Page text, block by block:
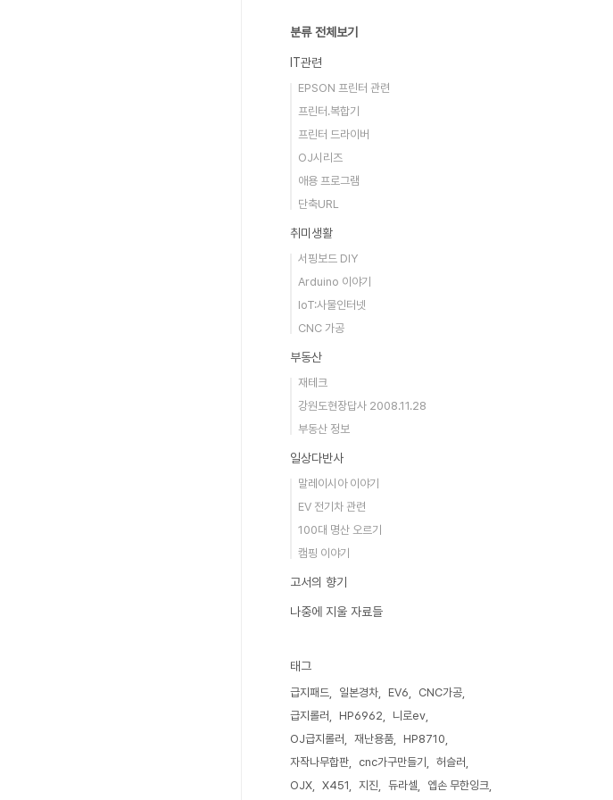
분류 전체보기
IT관련
EPSON 프린터 관련
프린터.복합기
프린터 드라이버
OJ시리즈
애용 프로그램
단축URL
취미생활
서핑보드 DIY
Arduino 이야기
IoT:사물인터넷
CNC 가공
부동산
재테크
강원도현장답사 2008.11.28
부동산 정보
일상다반사
말레이시아 이야기
EV 전기차 관련
100대 명산 오르기
캠핑 이야기
고서의 향기
나중에 지울 자료들
태그
급지패드 일본경차 EV6
CNC가공
급지롤러
HP6962
니로ev
OJ급지롤러
재난용품
HP8710
자작나무합판
cnc가구만들기
허슬러
OJX
X451 지진 듀라셀 엡손 무한잉크